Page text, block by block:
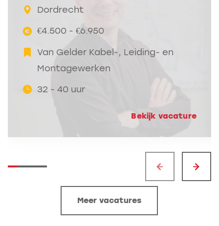
Dordrecht
€4.500 - €6.950
Van Gelder Kabel-, Leiding- en
Montagewerken
32 - 40 uur
Bekijk vacature
Meer vacatures